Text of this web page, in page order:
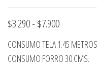
$3.290- $7.900Rango
de
precios:
CONSUMO TELA 1.45
CONSUMO FORRO 30 CMS.